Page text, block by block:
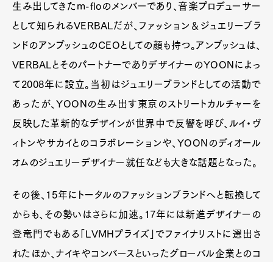
生み出してきたm-floのメンバーであり、音楽プロデューサー
として知られるVERBALだが、ファッション＆ジュエリーブラ
ンドのアンブッシュのCEOとしての顔も持つ。アンブッシュは、
VERBALとそのパートナーでありデザイナーのYOONによっ
て2008年に設立。当初はジュエリーブランドとしての活動で
あったが、YOONの生み出す東京のストリートカルチャーを
反映した革新的なデザインが世界中で反響を呼び、ルイ・ヴ
ィトンやサカイとのコラボレーションや、YOONのディオール
オムのジュエリーデザイナー就任なども大きな話題となった。
その後、15年にトータルのファッションブランドへと転換して
からも、その勢いはさらに加速。17年には新進デザイナーの
登竜門でもある「LVMHプライズ」でファイナリストに選出さ
れたほか、ナイキやコンバースといったグローバル企業とのコ